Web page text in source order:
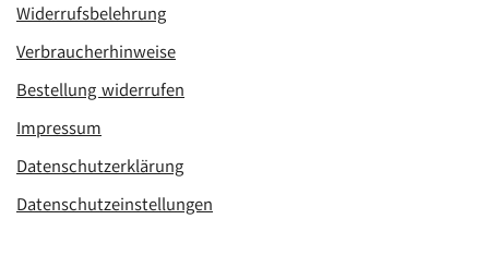
Widerrufsbelehrung
Verbraucherhinweise
Bestellung widerrufen
Impressum
Datenschutzerklärung
Datenschutzeinstellungen